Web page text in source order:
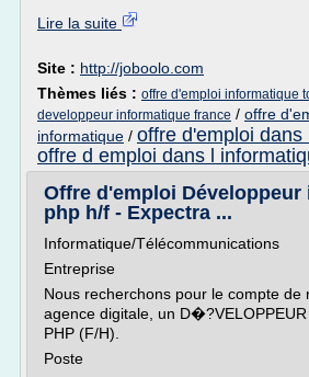
Lire la suite
Site : http://joboolo.com
Thèmes liés : offre d'emploi informatique
developpeur informatique france / offre
informatique / offre d'emploi dans
offre d emploi dans l
Offre d'emploi
php h/f - Expectra ...
Informatique/Télécommunications
Entreprise
Nous recherchons pour le compte de
agence digitale, un
PHP (F/H).
Poste